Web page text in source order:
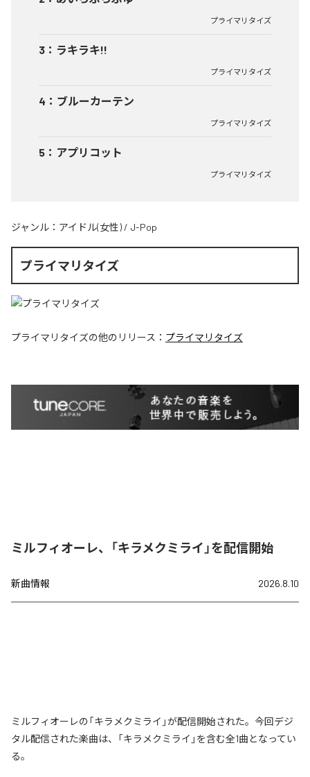
プライマリタイズ
3 ： ラキラキ!!
プライマリタイズ
4 ： ブルーカーテン
プライマリタイズ
5 ： アプリコット
プライマリタイズ
ジャンル： アイドル(女性) / J-Pop
プライマリタイズ
プライマリタイズの他のリリース： プライマリタイズ
ミルフィオーレ、「キラメクミライ」を配信開始
新曲情報 2026.8.10
ミルフィオーレの「キラメクミライ」が配信開始された。今回デジ
タル配信された楽曲は、「キラメクミライ」を含む全1曲となってい
る。